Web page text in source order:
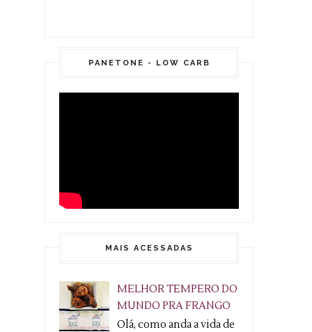
PANETONE - LOW CARB
MAIS ACESSADAS
MELHOR TEMPERO DO
MUNDO PRA FRANGO
Olá, como anda a vida de